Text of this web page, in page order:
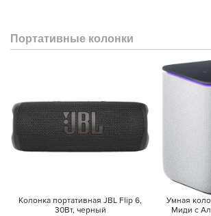
Портативные колонки
Колонка портативная JBL Flip 6,
30Вт, черный
Умная
Миди с